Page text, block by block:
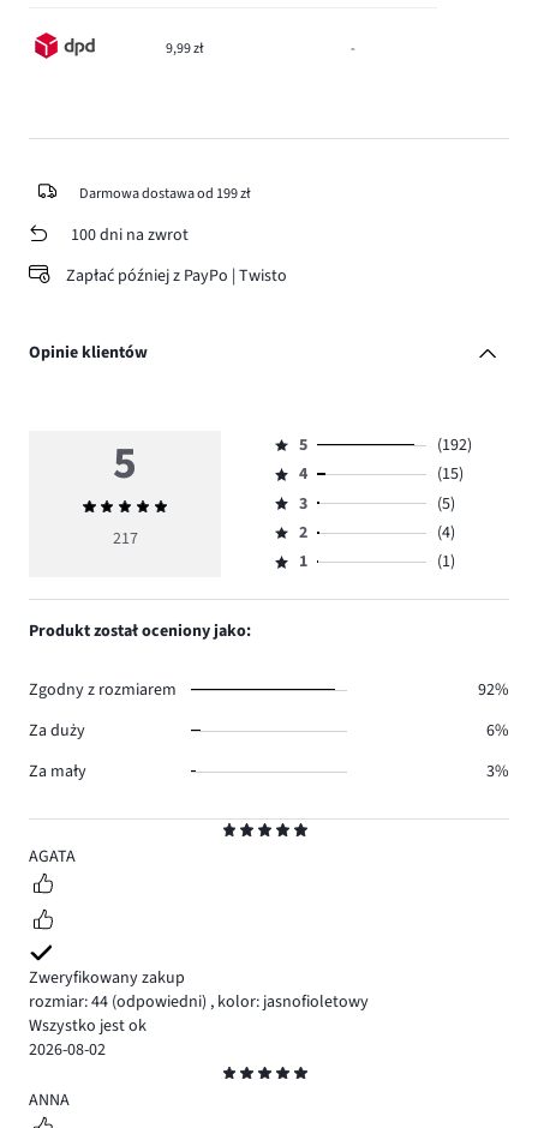
9,99 zł -
Darmowa dostawa od 199 zł
100 dni na zwrot
Zapłać później z PayPo | Twisto
Opinie klientów
5
AGATA
Zweryfikowany zakup
rozmiar: 44 (odpowiedni) , kolor: jasnofioletowy
Wszystko jest ok
2026-08-02
5
ANNA
5
Średnia
ocena
217
Ocena
5,
ilość
głosów
192.
5
(192)
Ocena
4,
ilość
głosów
4
(15)
Ocena
3,
ilość
3
(5)
Ocena
2,
2
(4)
Ocena
1,
1 (1)
Produkt został oceniony jako:
Zgodny z rozmiarem
92%
Za duży
6%
Za mały
3%